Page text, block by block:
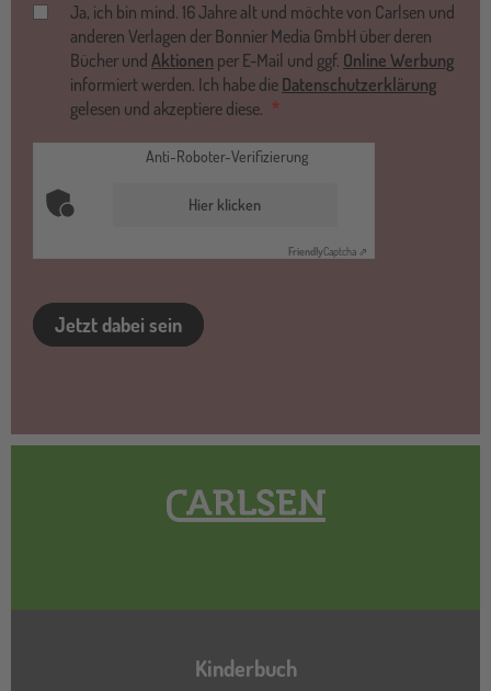
Ja, ich bin mind. 16 Jahre alt und möchte von Carlsen und
anderen Verlagen der Bonnier Media GmbH über deren
Bücher und Aktionen per E-Mail und ggf. Online Werbung
informiert werden. Ich habe die Datenschutzerklärung
gelesen und akzeptiere diese.
Anti-Roboter-Verifizierung
Hier klicken
Friendly Captcha ⇗
Jetzt dabei sein
Hauptnavigation
Kinderbuch